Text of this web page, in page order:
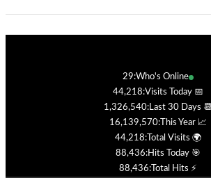
Who's Online:
29
📅 Visits Today:
44,218
📆 Last 30 Days:
1,326,540
📈 This Year:
16,139,570
🌍 Total Visits:
44,218
🎯 Hits Today:
88,436
⚡ Total Hits:
88,436